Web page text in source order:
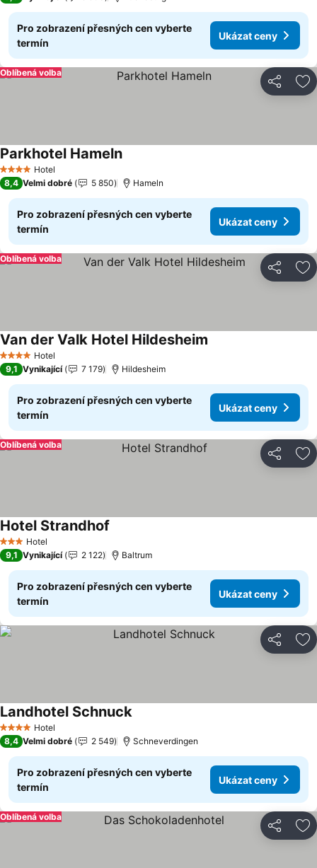
Pro zobrazení přesných cen vyberte
termín
Ukázat ceny
Sdílet
Oblíbená volba
4 Počet hvězdiček
Hotel
Parkhotel Hameln
8,4 Velmi dobré 5 850 Hameln
Pro zobrazení přesných cen vyberte
termín
Ukázat ceny
Sdílet
Oblíbená volba
4 Počet hvězdiček
Hotel
Van der Valk Hotel Hildesheim
9,1 Vynikající 7 179 Hildesheim
Pro zobrazení přesných cen vyberte
termín
Ukázat ceny
Sdílet
Oblíbená volba
3 Počet hvězdiček
Hotel
Hotel Strandhof
9,1 Vynikající 2 122 Baltrum
Pro zobrazení přesných cen vyberte
termín
Ukázat ceny
Sdílet
4 Počet hvězdiček
Hotel
Landhotel Schnuck
8,4 Velmi dobré 2 549 Schneverdingen
Pro zobrazení přesných cen vyberte
termín
Ukázat ceny
Sdílet
Oblíbená volba